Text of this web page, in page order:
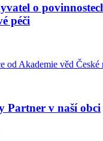
o
péči
od Akademie věd
Partner v naší obci